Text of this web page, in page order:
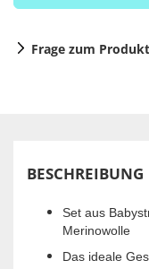
Frage zum Produkt
BESCHREIBUNG
Set aus
Merinowolle
Das ideale